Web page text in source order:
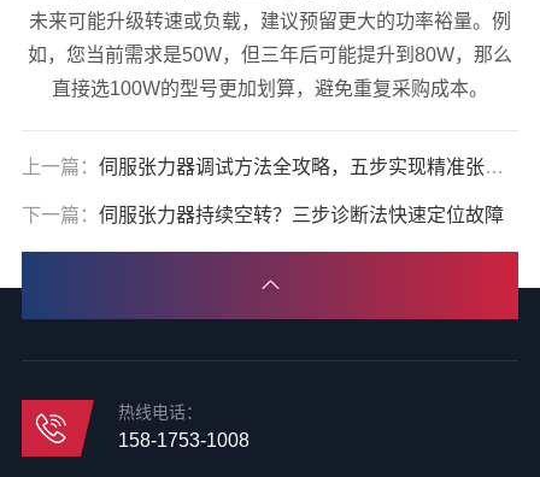
未来可能升级转速或负载，建议预留更大的功率裕量。例
如，您当前需求是50W，但三年后可能提升到80W，那么
直接选100W的型号更加划算，避免重复采购成本。
上一篇： 伺服张力器调试方法全攻略，五步实现精准张力控制
下一篇： 伺服张力器持续空转？三步诊断法快速定位故障
热线电话：
158-1753-1008